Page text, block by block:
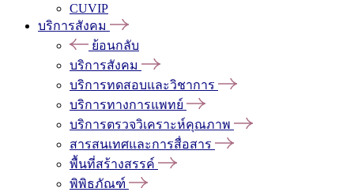
CUVIP
บริการสังคม
ย้อนกลับ
บริการสังคม
บริการทดสอบและวิชาการ
บริการทางการแพทย์
บริการตรวจวิเคราะห์คุณภาพ
สารสนเทศและการสื่อสาร
พื้นที่สร้างสรรค์
พิพิธภัณฑ์